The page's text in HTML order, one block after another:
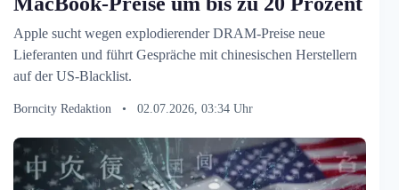
Apple sucht wegen explodierender DRAM-Preise neue
Lieferanten und führt Gespräche mit chinesischen Herstellern
auf der US-Blacklist.
Borncity Redaktion • 02.07.2026, 03:34 Uhr